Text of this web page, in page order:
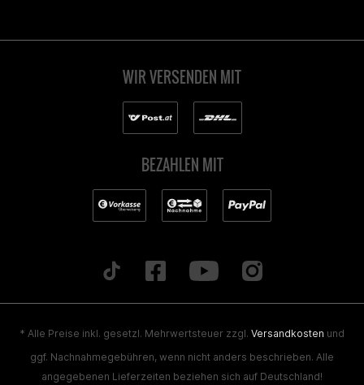
WIR VERSENDEN MIT
BEZAHLEN MIT
* Alle Preise inkl. gesetzl. Mehrwertsteuer zzgl. Versandkosten und
ggf. Nachnahmegebühren, wenn nicht anders beschrieben. Alle
angegebenen Lieferzeiten beziehen sich auf Deutschland!